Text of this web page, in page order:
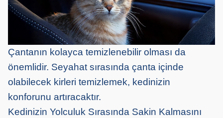
Çantanın kolayca temizlenebilir olması da
önemlidir. Seyahat sırasında çanta içinde
olabilecek kirleri temizlemek, kedinizin
konforunu artıracaktır.
Kedinizin Yolculuk Sırasında Sakin Kalmasını